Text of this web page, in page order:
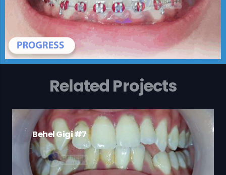
Related Projects
Behel Gigi #7